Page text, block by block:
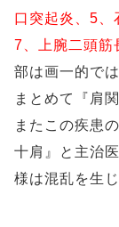
口突起炎、5、
7、上腕二頭筋
部は画一的で
まとめて『肩
またこの疾患
十肩』と主治
様は混乱を生